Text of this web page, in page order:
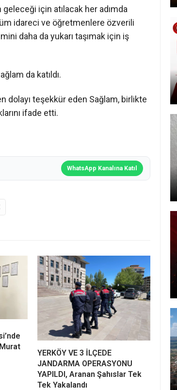
için atılacak her adımda
idareci ve öğretmenlere özverili
daha da yukarı taşımak için iş
da katıldı.
dolayı teşekkür eden Sağlam, birlikte
ifade etti.
WhatsApp Kanalına Katıl
YERKÖY VE 3 İLÇEDE
JANDARMA OPERASYONU
YAPILDI, Aranan Şahıslar Tek
Tek Yakalandı